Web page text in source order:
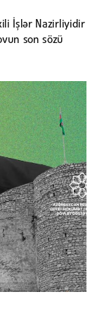
İşlər Nazirliyidir
son sözü